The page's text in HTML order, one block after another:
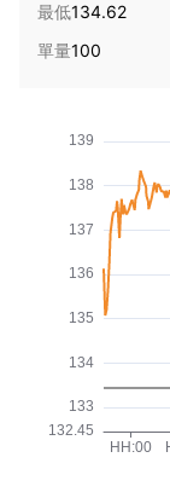
最低134.62
單量100